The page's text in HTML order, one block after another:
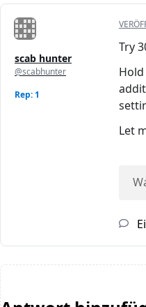
scab hunter
@scabhunter
Rep: 1
Try
Let